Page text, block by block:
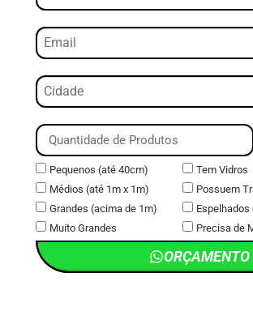
Pequenos (até 40cm)
Médios (até 1m x 1m)
Grandes (acima de 1m)
Muito Grandes
Tem Vidros
Possuem
Espelhados
Precisa de